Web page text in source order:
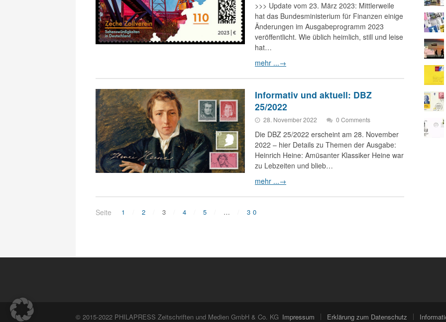
>>> Update vom 23. März 2023: Mittlerweile
hat das Bundesministerium für Finanzen einige
Änderungen im Ausgabeprogramm 2023
veröffentlicht. Wie üblich heimlich, still und leise
hat…
mehr ...→
Informativ und aktuell: DBZ
25/2022
28. November 2022 0 Comments
Die DBZ 25/2022 erscheint am 28. November
2022 – hier Details zu Themen der Ausgabe:
Heinrich Heine: Amüsanter Klassiker Heine war
zu Lebzeiten und blieb…
mehr ...→
Seite 1 2 3 4 5 … 30
© 2015-2022 PHILAPRESS Zeitschriften und Medien GmbH & Co. KG Impressum Erklärung zum Datenschutz